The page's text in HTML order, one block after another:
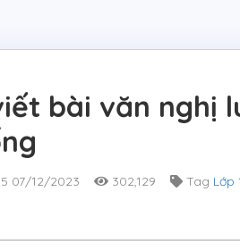
bài văn nghị
07/12/2023 302,129 Tag Lớp